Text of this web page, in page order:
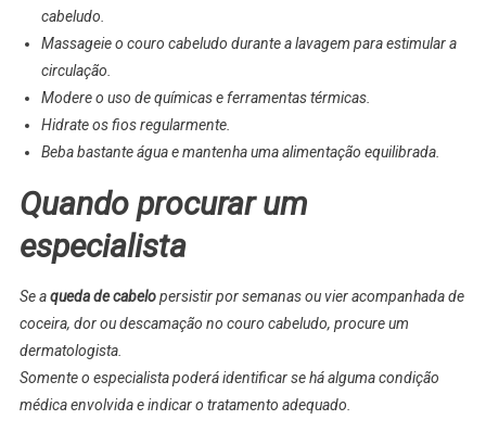
cabeludo.
Massageie o couro cabeludo durante a lavagem para estimular a
circulação.
Modere o uso de químicas e ferramentas térmicas.
Hidrate os fios regularmente.
Beba bastante água e mantenha uma alimentação equilibrada.
Quando procurar um
especialista
Se aqueda de cabelopersistir por semanas ou vier acompanhada de
coceira, dor ou descamação no couro cabeludo, procure um
dermatologista.
Somente o especialista poderá identificar se há alguma condição
médica envolvida e indicar o tratamento adequado.